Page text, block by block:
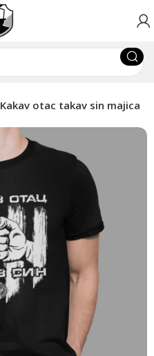
Kakav otac takav sin majica